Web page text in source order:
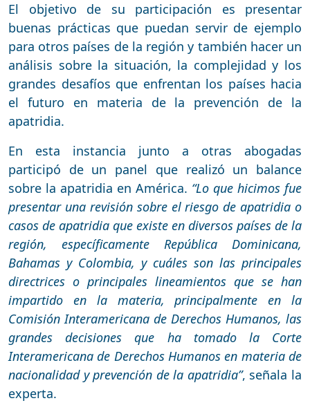
El objetivo de su participación es presentar
buenas prácticas que puedan servir de ejemplo
para otros países de la región y también hacer un
análisis sobre la situación, la complejidad y los
grandes desafíos que enfrentan los países hacia
el futuro en materia de la prevención de la
apatridia.
En esta instancia junto a otras abogadas
participó de un panel que realizó un balance
sobre la apatridia en América. “Lo que hicimos fue
presentar una revisión sobre el riesgo de apatridia o
casos de apatridia que existe en diversos países de la
región, específicamente República Dominicana,
Bahamas y Colombia, y cuáles son las principales
directrices o principales lineamientos que se han
impartido en la materia, principalmente en la
Comisión Interamericana de Derechos Humanos, las
grandes decisiones que ha tomado la Corte
Interamericana de Derechos Humanos en materia de
nacionalidad y prevención de la apatridia”, señala la
experta.